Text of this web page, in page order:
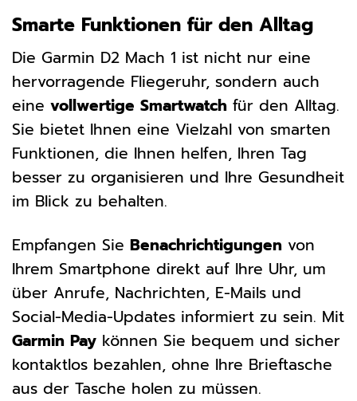
Smarte Funktionen für den Alltag
Die Garmin D2 Mach 1 ist nicht nur eine
hervorragende Fliegeruhr, sondern auch
eine vollwertige Smartwatch für den Alltag.
Sie bietet Ihnen eine Vielzahl von smarten
Funktionen, die Ihnen helfen, Ihren Tag
besser zu organisieren und Ihre Gesundheit
im Blick zu behalten.
Empfangen Sie Benachrichtigungen von
Ihrem Smartphone direkt auf Ihre Uhr, um
über Anrufe, Nachrichten, E-Mails und
Social-Media-Updates informiert zu sein. Mit
Garmin Pay können Sie bequem und sicher
kontaktlos bezahlen, ohne Ihre Brieftasche
aus der Tasche holen zu müssen.